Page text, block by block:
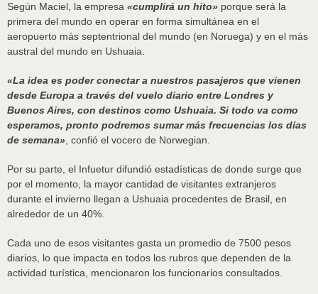
Según Maciel, la empresa «cumplirá un hito» porque será la
primera del mundo en operar en forma simultánea en el
aeropuerto más septentrional del mundo (en Noruega) y en el más
austral del mundo en Ushuaia.
«La idea es poder conectar a nuestros pasajeros que vienen
desde Europa a través del vuelo diario entre Londres y
Buenos Aires, con destinos como Ushuaia. Si todo va como
esperamos, pronto podremos sumar más frecuencias los días
de semana» , confió el vocero de Norwegian.
Por su parte, el Infuetur difundió estadísticas de donde surge que
por el momento, la mayor cantidad de visitantes extranjeros
durante el invierno llegan a Ushuaia procedentes de Brasil, en
alrededor de un 40%.
Cada uno de esos visitantes gasta un promedio de 7500 pesos
diarios, lo que impacta en todos los rubros que dependen de la
actividad turística, mencionaron los funcionarios consultados.